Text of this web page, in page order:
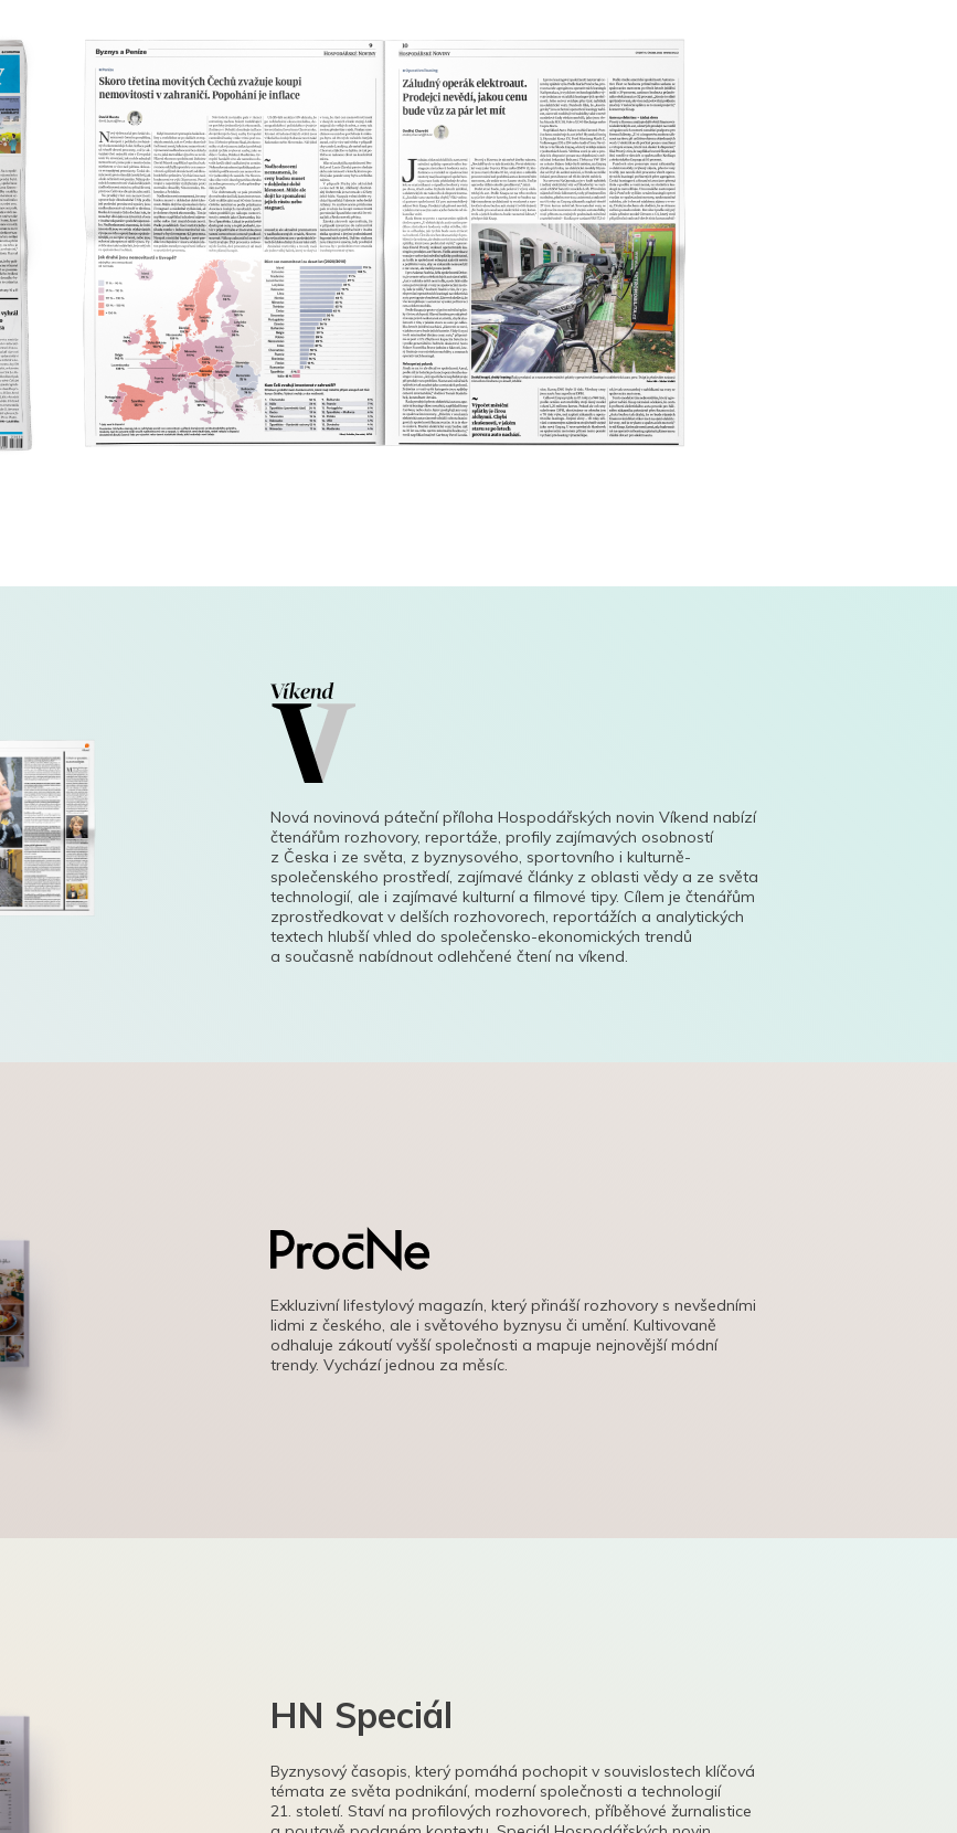
Nová novinová páteční příloha Hospodářských novin Víkend nabízí
čtenářům rozhovory, reportáže, profily zajímavých osobností
z Česka i ze světa, z byznysového, sportovního i kulturně-
společenského prostředí, zajímavé články z oblasti vědy a ze světa
technologií, ale i zajímavé kulturní a filmové tipy. Cílem je čtenářům
zprostředkovat v delších rozhovorech, reportážích a analytických
textech hlubší vhled do společensko-ekonomických trendů
a současně nabídnout odlehčené čtení na víkend.
Exkluzivní lifestylový magazín, který přináší rozhovory s nevšedními
lidmi z českého, ale i světového byznysu či umění. Kultivovaně
odhaluje zákoutí vyšší společnosti a mapuje nejnovější módní
trendy. Vychází jednou za měsíc.
HN Speciál
Byznysový časopis, který pomáhá pochopit v souvislostech klíčová
témata ze světa podnikání, moderní společnosti a technologií
21. století. Staví na profilových rozhovorech, příběhové žurnalistice